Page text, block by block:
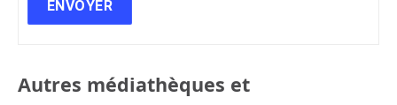
Autres médiathèques et